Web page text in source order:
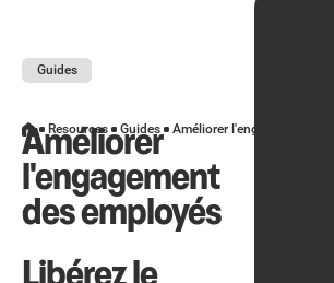
Guides
Améliorer
l'engagement
des employés
Resources Guides